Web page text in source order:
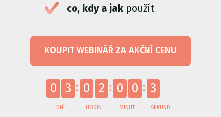
co, kdy a jak použít
KOUPIT WEBINÁŘ ZA AKČNÍ CENU
0 3
DNÍ
0 2
HODIN
0 0
MINUT
3
SEKUND